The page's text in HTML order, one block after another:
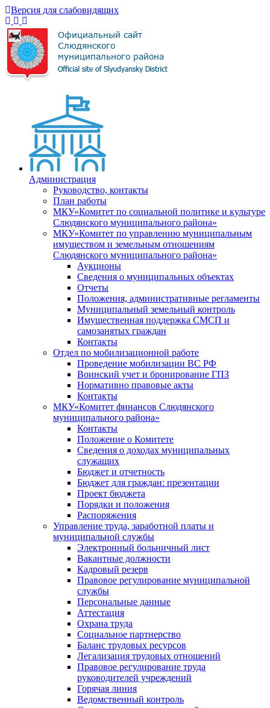
Версия для слабовидящих
Администрация
Руководство, контакты
План работы
МКУ«Комитет по социальной политике и культуре
Слюдянского муниципального района»
МКУ«Комитет по управлению муниципальным
имуществом и земельным отношениям
Слюдянского муниципального района»
Аукционы
Сведения о муниципальных объектах
Отчеты
Положения, административные регламенты
Муниципальный земельный контроль
Имущественная поддержка СМСП и
самозанятых граждан
Контакты
Отдел по мобилизационной работе
Проведение мобилизации ВС РФ
Воинский учет и бронирование ГПЗ
Нормативно правовые акты
Контакты
МКУ«Комитет финансов Слюдянского
муниципального района»
Контакты
Положение о Комитете
Сведения о доходах муниципальных
служащих
Бюджет и отчетность
Бюджет для граждан: презентации
Проект бюджета
Порядки и положения
Распоряжения
Управление труда, заработной платы и
муниципальной службы
Электронный больничный лист
Вакантные должности
Кадровый резерв
Правовое регулирование муниципальной
службы
Персональные данные
Аттестация
Охрана труда
Социальное партнерство
Баланс трудовых ресурсов
Легализация трудовых отношений
Правовое регулирование труда
руководителей учреждений
Горячая линия
Ведомственный контроль